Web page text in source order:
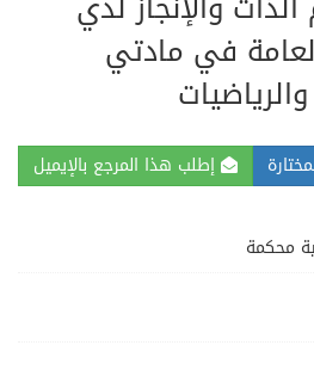
في مادتي
إطلب هذا المرجع بالإيميل
محكمة